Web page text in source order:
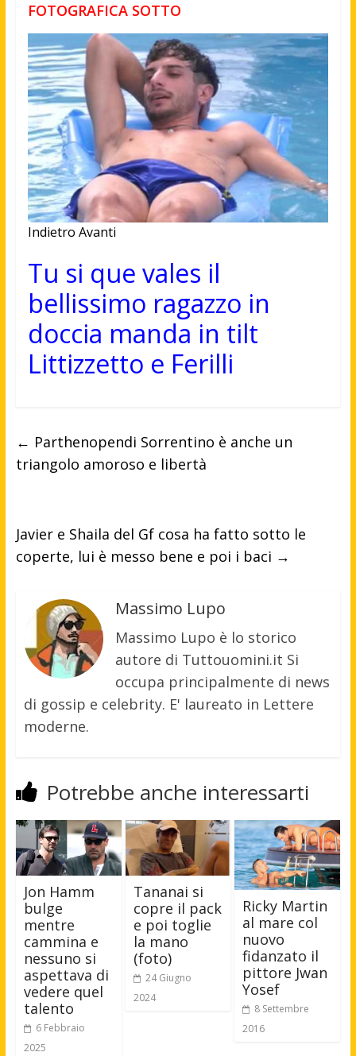
FOTOGRAFICA SOTTO
Indietro Avanti
Tu si que vales il
bellissimo ragazzo in
doccia manda in tilt
Littizzetto e Ferilli
← Parthenopendi Sorrentino è anche un
triangolo amoroso e libertà
Javier e Shaila del Gf cosa ha fatto sotto le
coperte, lui è messo bene e poi i baci →
Massimo Lupo
Massimo Lupo è lo storico
autore di Tuttouomini.it Si
occupa principalmente di news
di gossip e celebrity. E' laureato in Lettere
moderne.
Potrebbe anche interessarti
Jon Hamm
bulge
mentre
cammina e
nessuno si
aspettava di
vedere quel
talento
6 Febbraio
2025
Tananai si
copre il pack
e poi toglie
la mano
(foto)
24 Giugno
2024
Ricky Martin
al mare col
nuovo
fidanzato il
pittore Jwan
Yosef
8 Settembre
2016